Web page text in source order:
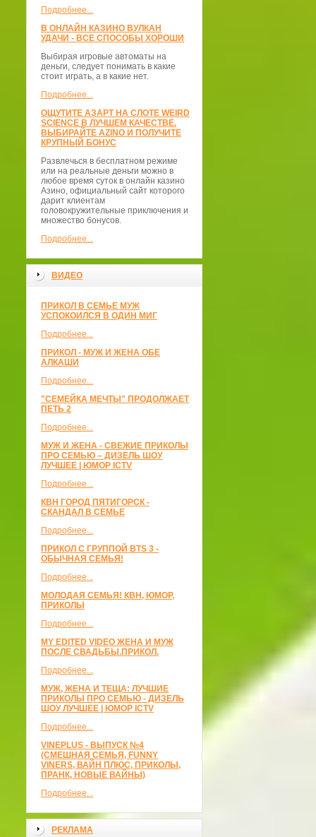
Подробнее...
В ОНЛАЙН КАЗИНО ВУЛКАН
УДАЧИ - ВСЕ СПОСОБЫ ХОРОШИ
Выбирая игровые автоматы на
деньги, следует понимать в какие
стоит играть, а в какие нет.
Подробнее...
ОЩУТИТЕ АЗАРТ НА СЛОТЕ WEIRD
SCIENCE В ЛУЧШЕМ КАЧЕСТВЕ.
ВЫБИРАЙТЕ AZINO И ПОЛУЧИТЕ
КРУПНЫЙ БОНУС
Развлечься в бесплатном режиме
или на реальные деньги можно в
любое время суток в онлайн казино
Азино, официальный сайт которого
дарит клиентам
головокружительные приключения и
множество бонусов.
Подробнее...
ВИДЕО
ПРИКОЛ В СЕМЬЕ МУЖ
УСПОКОИЛСЯ В ОДИН МИГ
Подробнее...
ПРИКОЛ - МУЖ И ЖЕНА ОБЕ
АЛКАШИ
Подробнее...
"СЕМЕЙКА МЕЧТЫ" ПРОДОЛЖАЕТ
ПЕТЬ 2
Подробнее...
МУЖ И ЖЕНА - СВЕЖИЕ ПРИКОЛЫ
ПРО СЕМЬЮ – ДИЗЕЛЬ ШОУ
ЛУЧШЕЕ | ЮМОР ICTV
Подробнее...
КВН ГОРОД ПЯТИГОРСК -
СКАНДАЛ В СЕМЬЕ
Подробнее...
ПРИКОЛ С ГРУППОЙ BTS 3 -
ОБЫЧНАЯ СЕМЬЯ!
Подробнее...
МОЛОДАЯ СЕМЬЯ! КВН, ЮМОР,
ПРИКОЛЫ
Подробнее...
MY EDITED VIDEO ЖЕНА И МУЖ
ПОСЛЕ СВАДЬБЫ.ПРИКОЛ.
Подробнее...
МУЖ, ЖЕНА И ТЕЩА: ЛУЧШИЕ
ПРИКОЛЫ ПРО СЕМЬЮ - ДИЗЕЛЬ
ШОУ ЛУЧШЕЕ | ЮМОР ICTV
Подробнее...
VINEPLUS - ВЫПУСК №4
(СМЕШНАЯ СЕМЬЯ, FUNNY
VINERS, ВАЙН ПЛЮС, ПРИКОЛЫ,
ПРАНК, НОВЫЕ ВАЙНЫ)
Подробнее...
РЕКЛАМА